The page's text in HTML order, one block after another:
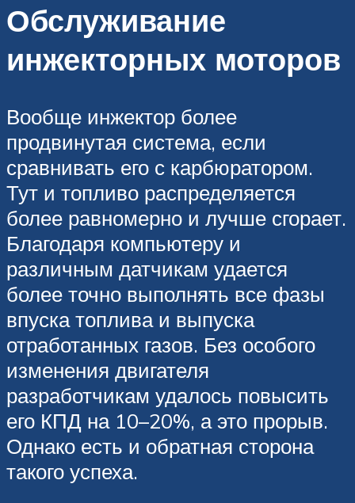
Обслуживание
инжекторных моторов
Вообще инжектор более
продвинутая система, если
сравнивать его с карбюратором.
Тут и топливо распределяется
более равномерно и лучше сгорает.
Благодаря компьютеру и
различным датчикам удается
более точно выполнять все фазы
впуска топлива и выпуска
отработанных газов. Без особого
изменения двигателя
разработчикам удалось повысить
его КПД на 10–20%, а это прорыв.
Однако есть и обратная сторона
такого успеха.